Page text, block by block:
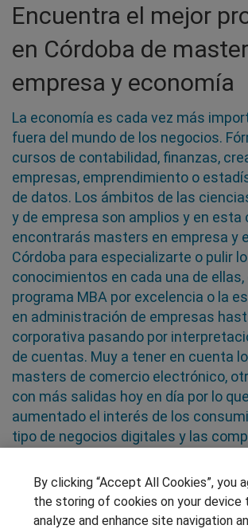
Encuentra el mejor
en Córdoba de
empresa y economía
La economía es cada vez más
fuera del mundo de los negocios.
cursos de contabilidad, finanzas,
empresas, emprendimiento o
de datos. Los ámbitos de las
y de empresa son amplios y en esta
encontrarás masters en empresa y
Córdoba para especializarte o pulir
conocimientos en cada una de ellas,
programa MBA por excelencia o la
en administración de empresas
corporativa pasando por
de cuentas. Muy a tener en cuenta
masters de comercio electrónico,
con más salidas hoy en día por lo
aumentado el interés de los
tipo de negocios digitales y las
SÍGUENOS EN LAS REDES
By clicking “Accept All Cookies”, you
the storing of cookies on your device
analyze and enhance site navigation